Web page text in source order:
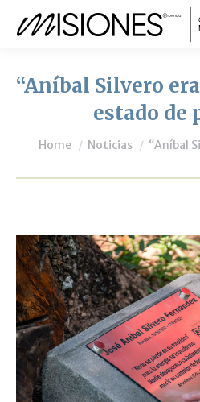
“Aníbal Silvero
estado de
You are here:
Home Noticias “Aníbal